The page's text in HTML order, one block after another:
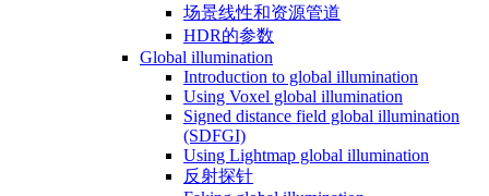
场景线性和资源管道
HDR的参数
Global illumination
Introduction to global illumination
Using Voxel global illumination
Signed distance field global illumination
(SDFGI)
Using Lightmap global illumination
反射探针